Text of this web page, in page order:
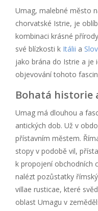
Umag, malebné město
chorvatské Istrie, je
kombinaci krásné
své blízkosti k Itálii a
jako brána do Istrie a je
objevování tohoto
Bohatá
Umag má dlouhou a
antických dob. Už v
přístavním městem.
stopy v podobě vil,
k propojení obchodních
nalézt pozůstatky
villae rusticae, které
oblast Umagu v